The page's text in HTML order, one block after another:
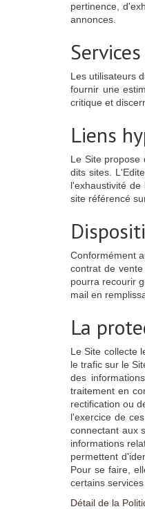
pertinence,
annonces.
Les utilisateurs
fournir une
critique et
Liens
Le Site propose
dits sites.
l'exhaustivité
site référencé
Conformément
contrat de
pourra recourir
mail en
La
Le Site collecte
le trafic sur le
des
traitement en
rectification ou
l'exercice de
connectant aux
informations
permettent
Pour se faire,
certains
Détail de la